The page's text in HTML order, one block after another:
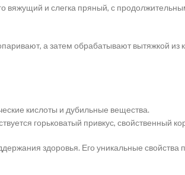
вяжущий и слегка пряный, с
а затем обрабатывают вытяжкой из
кислоты и дубильные вещества.
горьковатый привкус, свойственный
здоровья. Его уникальные